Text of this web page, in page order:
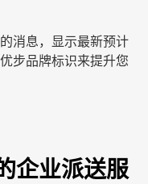
消息，显示最新预计
步品牌标识来提升您
企业派送服